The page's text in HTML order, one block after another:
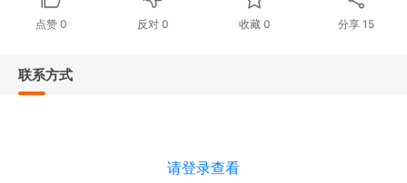
点赞 0 反对 0 收藏 0 分享 15
联系方式
请登录查看